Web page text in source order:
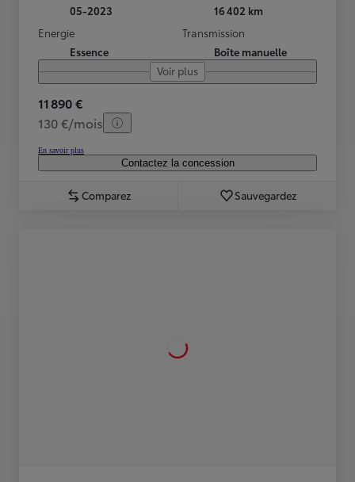
05-2023
16 402 km
Energie
Essence
Transmission
Boîte manuelle
Voir plus
11 890 €
130 €/mois
En savoir plus
Contactez la concession
Comparez Sauvegardez